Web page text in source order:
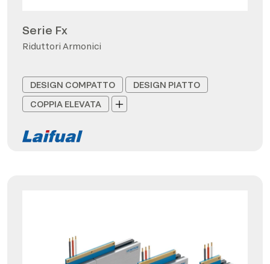
Serie Fx
Riduttori Armonici
DESIGN COMPATTO
DESIGN PIATTO
COPPIA ELEVATA